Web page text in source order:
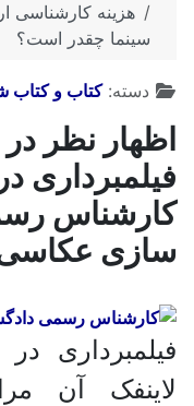
هزینه کارشناسی
سینما چقدر است؟
توضیحات
دسته:کتاب و کتاب
اظهار نظر
فیلمبرداری
کارشناس
سازی عکاسی
فیلمبرداری
لاینفک آن